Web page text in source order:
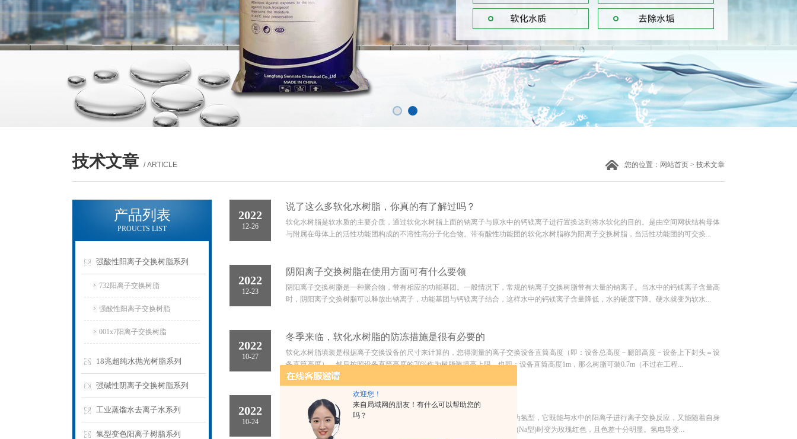
欢迎您！
来自局域网的朋友！有什么可以帮助您的
吗？
技术文章 / ARTICLE 您的位置： 网站首页 > 技术文章
产品列表
PROUCTS LIST
强酸性阳离子交换树脂系列
732阳离子交换树脂
强酸性阳离子交换树脂
001x7阳离子交换树脂
18兆超纯水抛光树脂系列
强碱性阴离子交换树脂系列
工业蒸馏水去离子水系列
氢型变色阳离子树脂系列
2022
12-26
说了这么多软化水树脂，你真的有了解过吗？
软化水树脂是软水质的主要介质，通过软化水树脂上面的钠离子与原水中的钙镁离子进行置换达到将水软化的目的。是由空间网状结构母体
与附属在母体上的活性功能团构成的不溶性高分子化合物。带有酸性功能团的软化水树脂称为阳离子交换树脂，当活性功能团的可交换...
2022
12-23
阴阳离子交换树脂在使用方面可有什么要领
阴阳离子交换树脂是一种聚合物，带有相应的功能基团。一般情况下，常规的钠离子交换树脂带有大量的钠离子。当水中的钙镁离子含量高
时，阴阳离子交换树脂可以释放出钠离子，功能基团与钙镁离子结合，这样水中的钙镁离子含量降低，水的硬度下降。硬水就变为软水...
2022
10-27
冬季来临，软化水树脂的防冻措施是很有必要的
软化水树脂填装是根据离子交换设备的尺寸来计算的，您得测量的离子交换设备直筒高度（即：设备总高度－腿部高度－设备上下封头＝设
备直筒高度），然后按照设备直筒高度的70%作为树脂装填高上限，也即：设备直筒高度1m，那么树脂可装0.7m（不过在工程...
2022
10-24
氢电导变色树脂须经过以下方式处理方可使用
氢电导变色树脂是一种负载有指示剂的强酸性阳离子交换树脂，出厂型式为氢型，它既能与水中的阳离子进行离子交换反应，又能随着自身
离子型式的变化而呈现明显的变色特性。再生型(H型)时为翠绿色，失效型(Na型)时变为玫瑰红色，且色差十分明显。氢电导变...